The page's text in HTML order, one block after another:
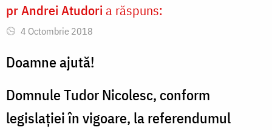
pr Andrei Atudori a răspuns:
4 Octombrie 2018
Doamne ajută!
Domnule Tudor Nicolesc, conform
legislației în vigoare, la referendumul